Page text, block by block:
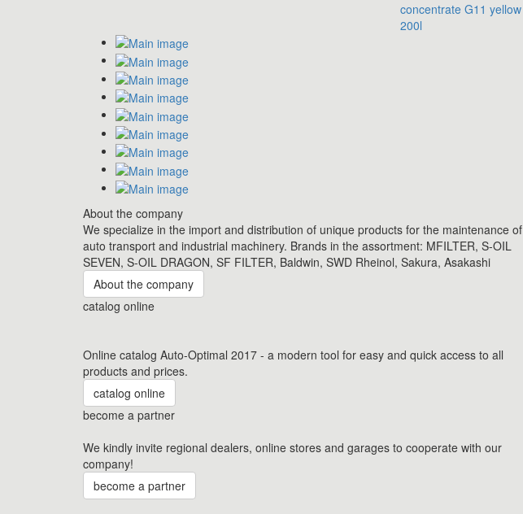
concentrate G11 yellow
200l
About the company
We specialize in the import and distribution of unique products for the maintenance of
auto transport and industrial machinery. Brands in the assortment: MFILTER, S-OIL
SEVEN, S-OIL DRAGON, SF FILTER, Baldwin, SWD Rheinol, Sakura, Asakashi
About the company
catalog online
Online catalog Auto-Optimal 2017 - a modern tool for easy and quick access to all
products and prices.
catalog online
become a partner
We kindly invite regional dealers, online stores and garages to cooperate with our
company!
become a partner